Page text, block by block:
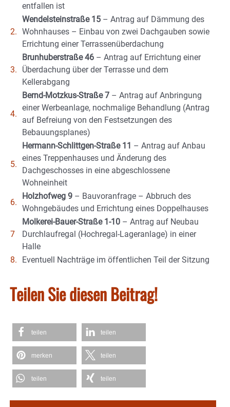
entfallen ist
2.
Wendelsteinstraße 15 – Antrag auf Dämmung des
Wohnhauses – Einbau von zwei Dachgauben sowie
Errichtung einer Terrassenüberdachung
3.
Brunhuberstraße 46 – Antrag auf Errichtung einer
Überdachung über der Terrasse und dem
Kellerabgang
4.
Bernd-Motzkus-Straße 7 – Antrag auf Anbringung
einer Werbeanlage, nochmalige Behandlung (Antrag
auf Befreiung von den Festsetzungen des
Bebauungsplanes)
5.
Hermann-Schlittgen-Straße 11 – Antrag auf Anbau
eines Treppenhauses und Änderung des
Dachgeschosses in eine abgeschlossene
Wohneinheit
6.
Holzhofweg 9 – Bauvoranfrage – Abbruch des
Wohngebäudes und Errichtung eines Doppelhauses
7
Molkerei-Bauer-Straße 1-10 – Antrag auf Neubau
Durchlaufregal (Hochregal-Lageranlage) in einer
Halle
8.
Eventuell Nachträge im öffentlichen Teil der Sitzung
Teilen Sie diesen Beitrag!
teilen teilen
merken teilen
teilen teilen